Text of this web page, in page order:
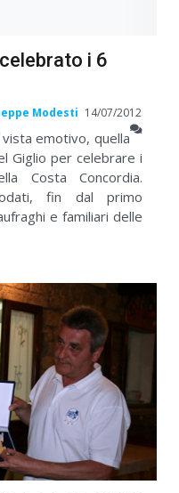
i 6
Modesti 14/07/2012
emotivo, quella
Giglio per celebrare i
Costa Concordia.
fin dal primo
e familiari delle